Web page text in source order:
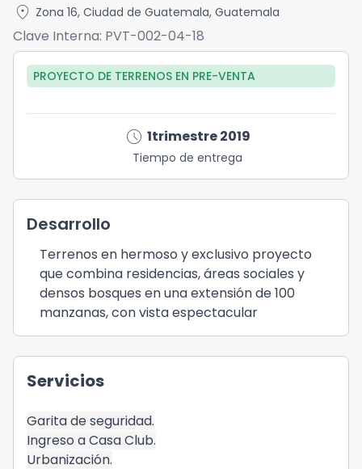
location_on Zona 16, Ciudad de Guatemala, Guatemala
Clave Interna: PVT-002-04-18
PROYECTO DE TERRENOS EN PRE-VENTA
schedule 1trimestre 2019
Tiempo de entrega
Desarrollo
Terrenos en hermoso y exclusivo proyecto
que combina residencias, áreas sociales y
densos bosques en una extensión de 100
manzanas, con vista espectacular
Servicios
Garita de seguridad.
Ingreso a Casa Club.
Urbanización.